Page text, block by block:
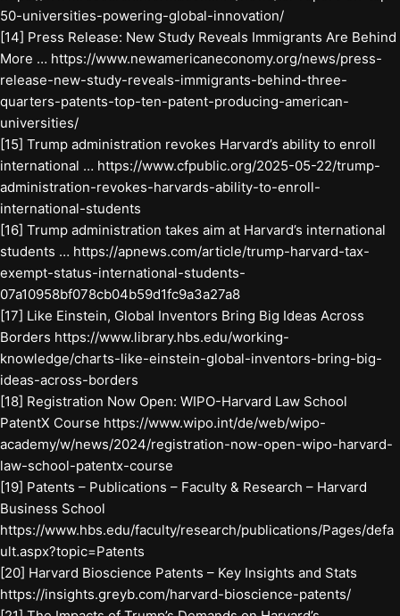
50-universities-powering-global-innovation/
[14] Press Release: New Study Reveals Immigrants Are Behind
More … https://www.newamericaneconomy.org/news/press-
release-new-study-reveals-immigrants-behind-three-
quarters-patents-top-ten-patent-producing-american-
universities/
[15] Trump administration revokes Harvard’s ability to enroll
international … https://www.cfpublic.org/2025-05-22/trump-
administration-revokes-harvards-ability-to-enroll-
international-students
[16] Trump administration takes aim at Harvard’s international
students … https://apnews.com/article/trump-harvard-tax-
exempt-status-international-students-
07a10958bf078cb04b59d1fc9a3a27a8
[17] Like Einstein, Global Inventors Bring Big Ideas Across
Borders https://www.library.hbs.edu/working-
knowledge/charts-like-einstein-global-inventors-bring-big-
ideas-across-borders
[18] Registration Now Open: WIPO-Harvard Law School
PatentX Course https://www.wipo.int/de/web/wipo-
academy/w/news/2024/registration-now-open-wipo-harvard-
law-school-patentx-course
[19] Patents – Publications – Faculty & Research – Harvard
Business School
https://www.hbs.edu/faculty/research/publications/Pages/defa
ult.aspx?topic=Patents
[20] Harvard Bioscience Patents – Key Insights and Stats
https://insights.greyb.com/harvard-bioscience-patents/